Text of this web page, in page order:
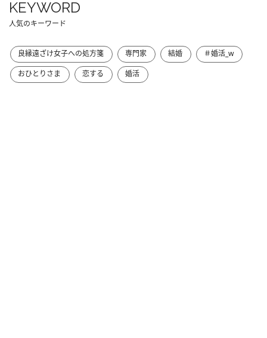
KEYWORD
人気のキーワード
良縁遠ざけ女子への処方箋 専門家 結婚
＃婚活_w
おひとりさま
恋する 婚活